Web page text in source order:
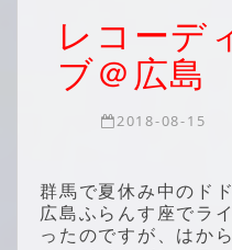
レコーデ
ブ＠広島
2018-08-15
群馬で夏休み中のド
広島ふらんす座でラ
ったのですが、はか